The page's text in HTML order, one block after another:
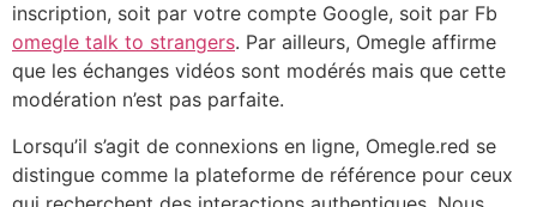
inscription, soit par votre compte Google, soit par Fb
omegle talk to strangers. Par ailleurs, Omegle affirme
que les échanges vidéos sont modérés mais que cette
modération n’est pas parfaite.
Lorsqu’il s’agit de connexions en ligne, Omegle.red se
distingue comme la plateforme de référence pour ceux